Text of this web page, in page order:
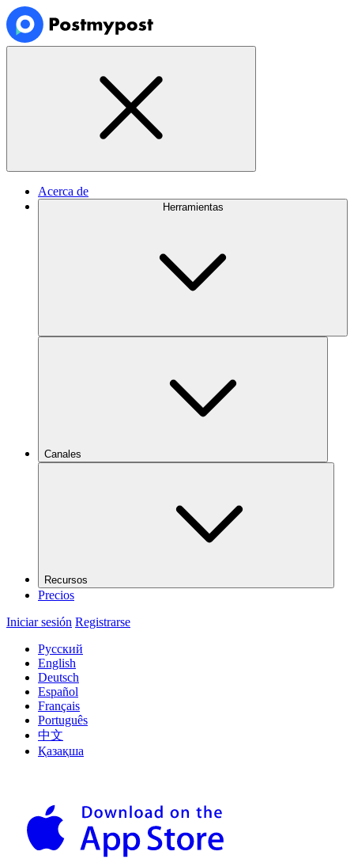
Acerca de
Herramientas
Canales
Recursos
Precios
Iniciar sesión Registrarse
Русский
English
Deutsch
Español
Français
Português
中文
Қазақша